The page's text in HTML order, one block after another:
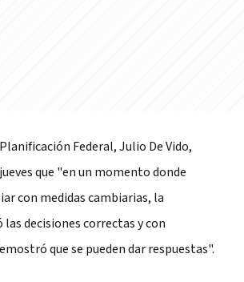
Federal, Julio De Vido,
que "en un momento donde
con medidas cambiarias, la
decisiones correctas y con
que se pueden dar respuestas".